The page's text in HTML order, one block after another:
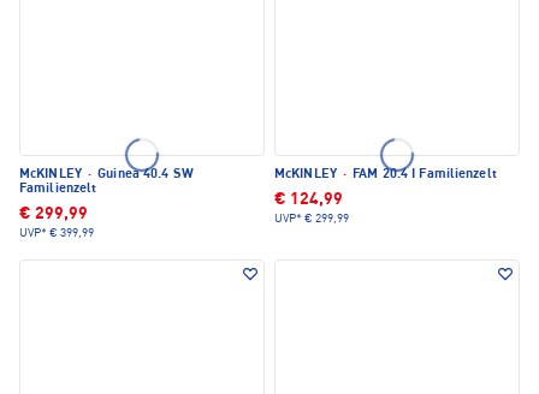
McKINLEY · Guinea 40.4 SW
Familienzelt
€ 299,99
UVP* € 399,99
McKINLEY · FAM 20.4 I Familienzelt
€ 124,99
UVP* € 299,99